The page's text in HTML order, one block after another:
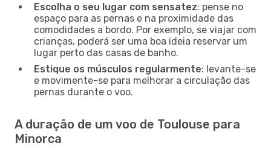
Escolha o seu lugar com sensatez: pense no
espaço para as pernas e na proximidade das
comodidades a bordo. Por exemplo, se viajar com
crianças, poderá ser uma boa ideia reservar um
lugar perto das casas de banho.
Estique os músculos regularmente: levante-se
e movimente-se para melhorar a circulação das
pernas durante o voo.
A duração de um voo de Toulouse para
Minorca